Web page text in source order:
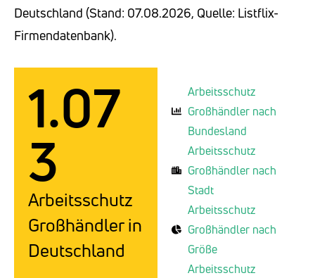
Deutschland (Stand: 07.08.2026, Quelle: Listflix-
Firmendatenbank).
1.07
3
Arbeitsschutz
Großhändler in
Deutschland
Arbeitsschutz
Großhändler nach
Bundesland
Arbeitsschutz
Großhändler nach
Stadt
Arbeitsschutz
Großhändler nach
Größe
Arbeitsschutz